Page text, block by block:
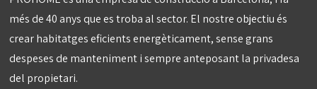
més de 40 anys que es troba al sector. El nostre objectiu és
crear habitatges eficients energèticament, sense grans
despeses de manteniment i sempre anteposant la privadesa
del propietari.